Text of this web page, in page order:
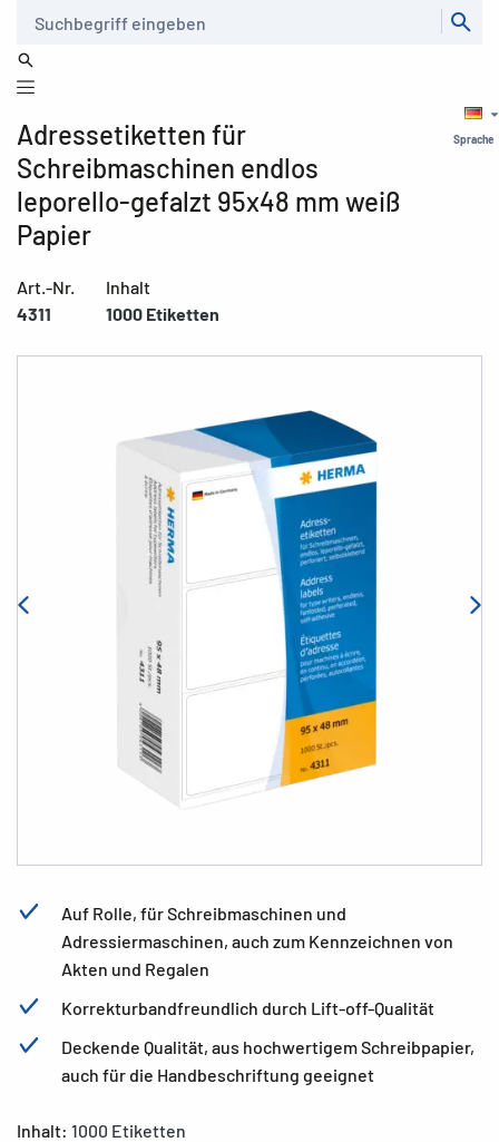
Sprache
Adressetiketten für
Schreibmaschinen endlos
leporello-gefalzt 95x48 mm weiß
Papier
Art.-Nr.
4311
Inhalt
1000 Etiketten
Auf Rolle, für Schreibmaschinen und
Adressiermaschinen, auch zum Kennzeichnen von
Akten und Regalen
Korrekturbandfreundlich durch Lift-off-Qualität
Deckende Qualität, aus hochwertigem Schreibpapier,
auch für die Handbeschriftung geeignet
Inhalt: 1000 Etiketten